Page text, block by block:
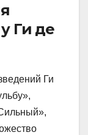
Ги де
Ги